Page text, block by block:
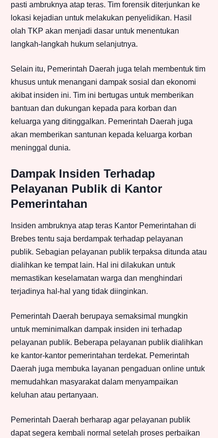
pasti ambruknya atap teras. Tim forensik diterjunkan ke
lokasi kejadian untuk melakukan penyelidikan. Hasil
olah TKP akan menjadi dasar untuk menentukan
langkah-langkah hukum selanjutnya.
Selain itu, Pemerintah Daerah juga telah membentuk tim
khusus untuk menangani dampak sosial dan ekonomi
akibat insiden ini. Tim ini bertugas untuk memberikan
bantuan dan dukungan kepada para korban dan
keluarga yang ditinggalkan. Pemerintah Daerah juga
akan memberikan santunan kepada keluarga korban
meninggal dunia.
Dampak Insiden Terhadap
Pelayanan Publik di Kantor
Pemerintahan
Insiden ambruknya atap teras Kantor Pemerintahan di
Brebes tentu saja berdampak terhadap pelayanan
publik. Sebagian pelayanan publik terpaksa ditunda atau
dialihkan ke tempat lain. Hal ini dilakukan untuk
memastikan keselamatan warga dan menghindari
terjadinya hal-hal yang tidak diinginkan.
Pemerintah Daerah berupaya semaksimal mungkin
untuk meminimalkan dampak insiden ini terhadap
pelayanan publik. Beberapa pelayanan publik dialihkan
ke kantor-kantor pemerintahan terdekat. Pemerintah
Daerah juga membuka layanan pengaduan online untuk
memudahkan masyarakat dalam menyampaikan
keluhan atau pertanyaan.
Pemerintah Daerah berharap agar pelayanan publik
dapat segera kembali normal setelah proses perbaikan